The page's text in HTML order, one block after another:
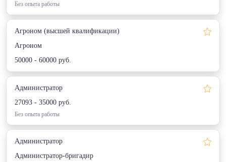
Без опыта работы
Агроном (высшей квалификации)
Агроном
50000 - 60000 руб.
Администратор
27093 - 35000 руб.
Без опыта работы
Администратор
Администратор-бригадир